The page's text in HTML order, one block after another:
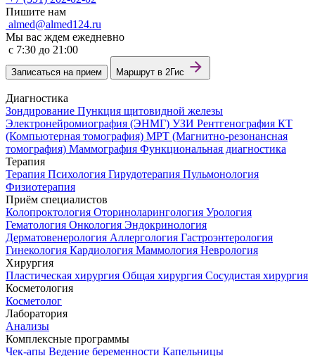
Пишите нам
almed@almed124.ru
Мы вас ждем ежедневно
c 7:30 до 21:00
Записаться на прием Маршрут в 2Гис
Диагностика
Зондирование Пункция щитовидной железы
Электронейромиография (ЭНМГ) УЗИ Рентгенография КТ
(Компьютерная томография) МРТ (Магнитно-резонансная
томография) Маммография Функциональная диагностика
Терапия
Терапия Психология Гирудотерапия Пульмонология
Физиотерапия
Приём специалистов
Колопроктология Оториноларингология Урология
Гематология Онкология Эндокринология
Дерматовенерология Аллергология Гастроэнтерология
Гинекология Кардиология Маммология Неврология
Хирургия
Пластическая хирургия Общая хирургия Сосудистая хирургия
Косметология
Косметолог
Лаборатория
Анализы
Комплексные программы
Чек-апы Ведение беременности Капельницы